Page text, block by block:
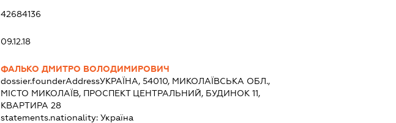
42684136
09.12.18
ФАЛЬКО ДМИТРО ВОЛОДИМИРОВИЧ
dossier.founderAddressУКРАЇНА, 54010, МИКОЛАЇВСЬКА ОБЛ.,
МІСТО МИКОЛАЇВ, ПРОСПЕКТ ЦЕНТРАЛЬНИЙ, БУДИНОК 11,
КВАРТИРА 28
statements.nationality:Україна